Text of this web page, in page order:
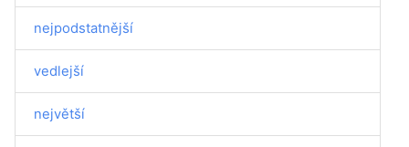
nejpodstatnější
vedlejší
největší